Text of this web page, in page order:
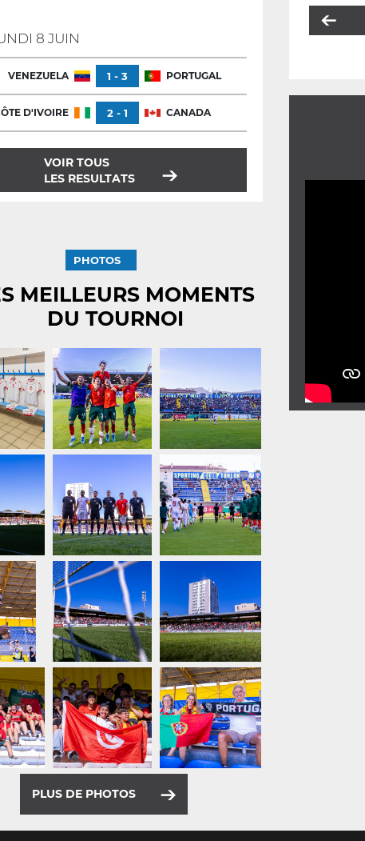
8 JUIN
VENEZUELA 1 - 3 PORTUGAL
D'IVOIRE 2 - 1 CANADA
VOIR TOUS
LES RESULTATS
PHOTOS
MEILLEURS MOMENTS
DU TOURNOI
PLUS DE PHOTOS